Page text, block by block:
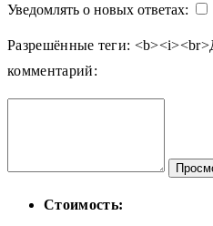
Уведомлять о новых ответах:
Разрешённые теги: <b><i><br>
комментарий:
Стоимость: